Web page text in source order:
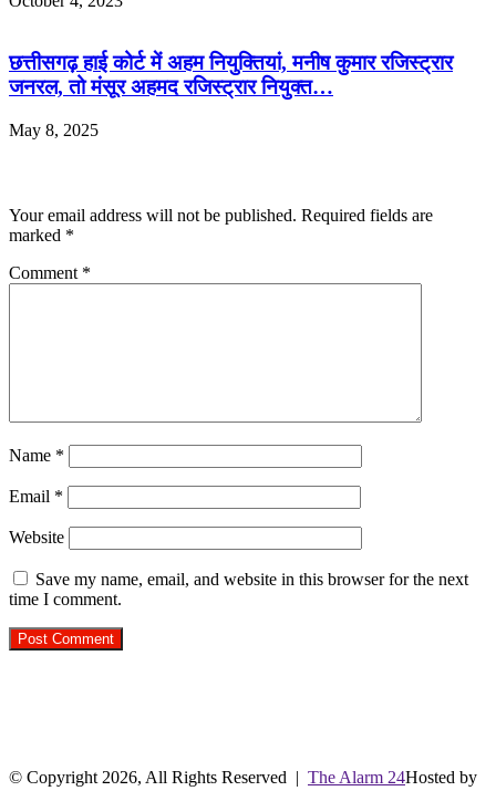
छत्तीसगढ़ हाई कोर्ट में अहम नियुक्तियां, मनीष कुमार रजिस्ट्रार
जनरल, तो मंसूर अहमद रजिस्ट्रार नियुक्त…
May 8, 2025
Your email address will not be published. Required fields are
marked *
Comment *
Name *
Email *
Website
Save my name, email, and website in this browser for the next
time I comment.
© Copyright 2026, All Rights Reserved | The Alarm 24Hosted by